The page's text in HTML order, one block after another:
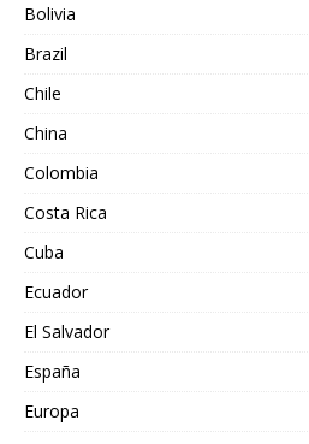
Bolivia
Brazil
Chile
China
Colombia
Costa Rica
Cuba
Ecuador
El Salvador
España
Europa